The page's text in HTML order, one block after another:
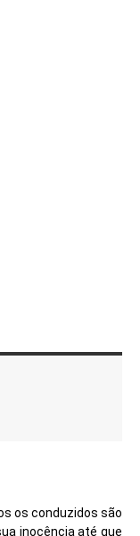
os conduzidos são
inocência até que